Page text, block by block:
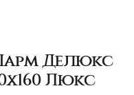
Делюкс
Люкс